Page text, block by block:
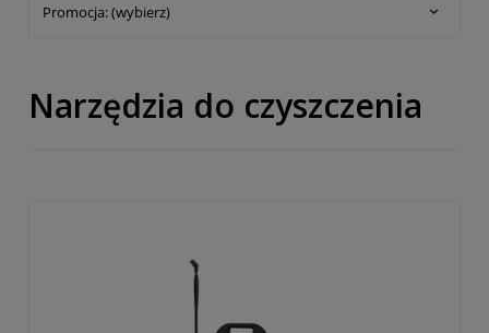
Promocja: (wybierz)
Narzędzia do czyszczenia